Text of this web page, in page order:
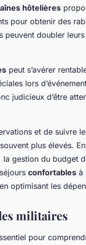
hôtelières
pour obtenir des
peuvent doubler
peut s’avérer
lors
judicieux d’être
et de suivre
plus élevés.
la gestion du budget
confortables à
optimisant les
militaires
pour